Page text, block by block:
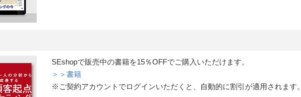
SEshopで販売中の書籍を15％OFFでご購入いただけます。
＞＞書籍
※ご契約アカウントでログインいただくと、自動的に割引が適用されます。